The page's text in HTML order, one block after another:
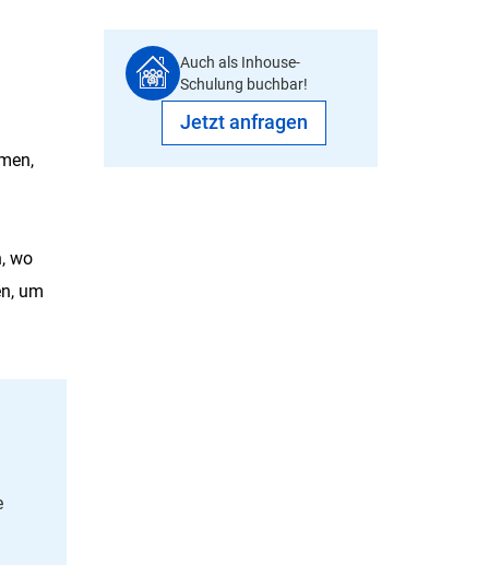
wo
um
Auch als Inhouse-
Schulung buchbar!
Jetzt anfragen